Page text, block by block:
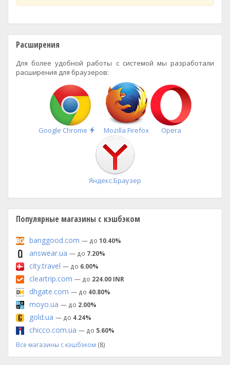
Расширения
Для более удобной работы с системой мы разработали
расширения для браузеров:
Google Chrome
Быстрая
установка
Mozilla Firefox Opera
Яндекс.Браузер
Популярные магазины с кэшбэком
banggood.com — до 10.40%
answear.ua — до 7.20%
city.travel — до 6.00%
cleartrip.com — до 224.00 INR
dhgate.com — до 40.80%
moyo.ua — до 2.00%
gold.ua — до 4.24%
chicco.com.ua — до 5.60%
Все магазины с кэшбэком (8)